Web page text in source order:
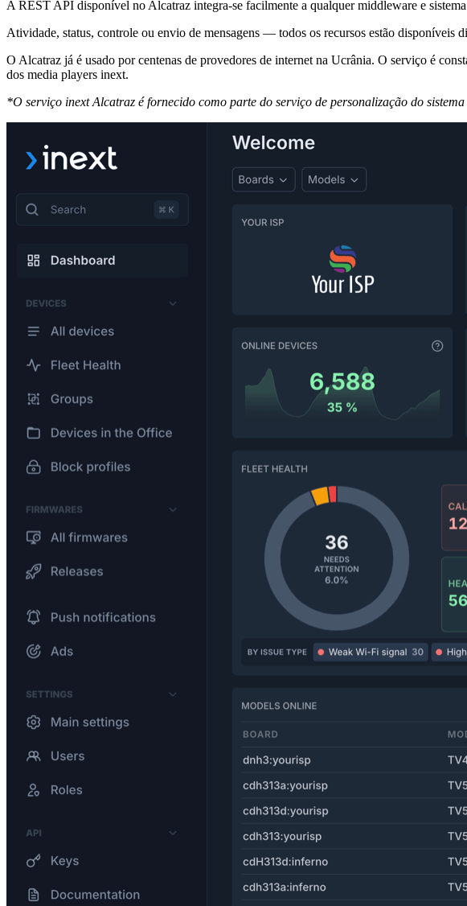
A REST API disponível no Alcatraz integra-se facilmente a qualquer middleware e
Atividade, status, controle ou envio de mensagens — todos os recursos estão disponíveis
O Alcatraz já é usado por centenas de provedores de internet na Ucrânia. O serviço é
dos media players inext.
*O serviço inext Alcatraz é fornecido como parte do serviço de personalização do